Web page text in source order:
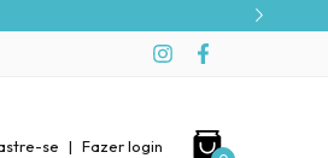
se | Fazer login